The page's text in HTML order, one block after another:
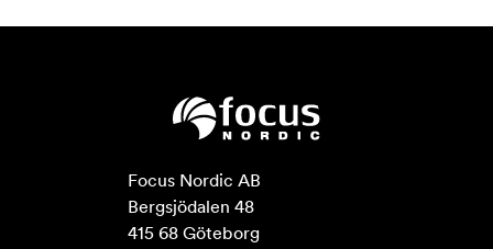
Focus Nordic AB
Bergsjödalen 48
415 68 Göteborg